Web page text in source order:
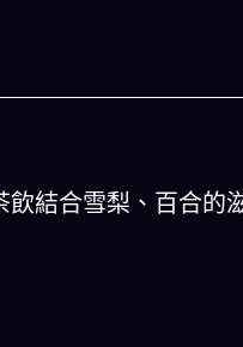
結合雪梨、百合的